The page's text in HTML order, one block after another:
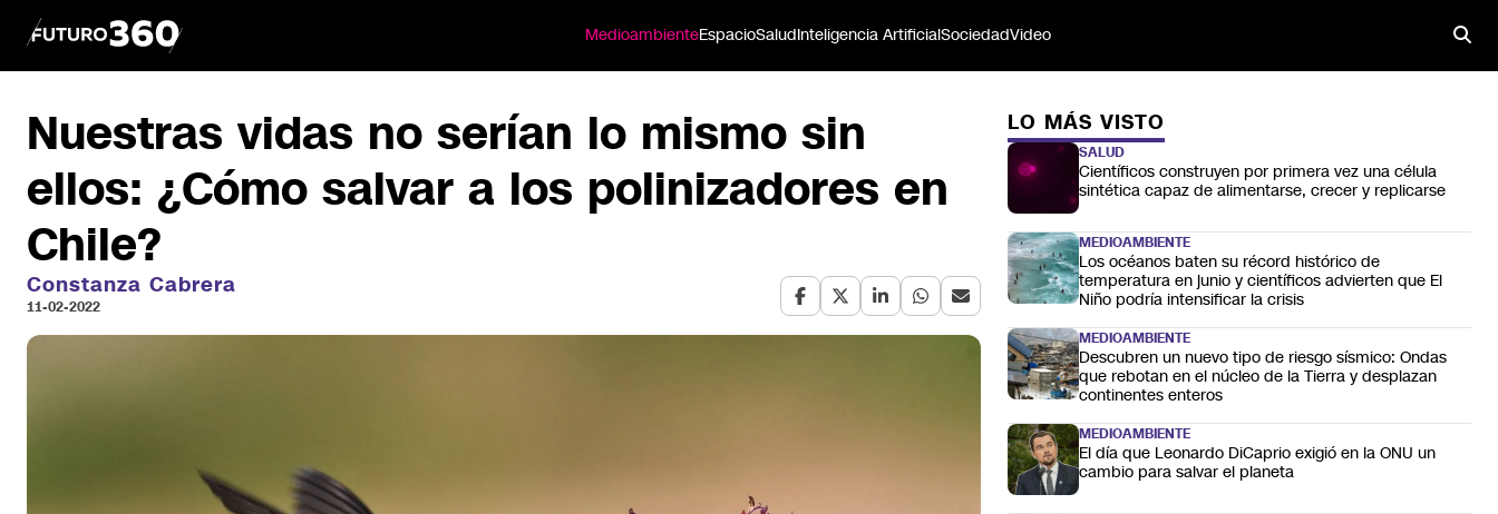
MedioambienteEspacioSaludInteligencia ArtificialSociedadVideo
Nuestras vidas no serían lo mismo sin
ellos: ¿Cómo salvar a los polinizadores en
Chile?
Constanza Cabrera
11-02-2022
LO MÁS VISTO
SALUD
Científicos construyen por primera vez una célula
sintética capaz de alimentarse, crecer y replicarse
MEDIOAMBIENTE
Los océanos baten su récord histórico de
temperatura en junio y científicos advierten que El
Niño podría intensificar la crisis
MEDIOAMBIENTE
Descubren un nuevo tipo de riesgo sísmico: Ondas
que rebotan en el núcleo de la Tierra y desplazan
continentes enteros
MEDIOAMBIENTE
El día que Leonardo DiCaprio exigió en la ONU un
cambio para salvar el planeta